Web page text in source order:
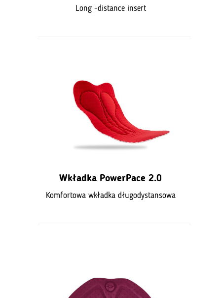
Long -distance insert
Wkładka PowerPace 2.0
Komfortowa wkładka długodystansowa